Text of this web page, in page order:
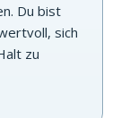
Du bist
sich
zu